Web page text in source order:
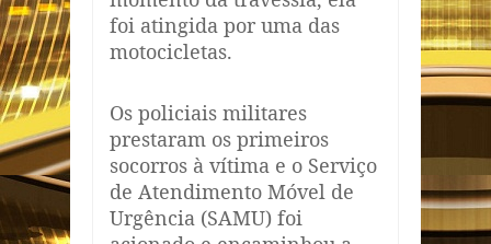
foi atingida por uma das
motocicletas.
Os policiais militares
prestaram os primeiros
socorros à vítima e o Serviço
de Atendimento Móvel de
Urgência (SAMU) foi